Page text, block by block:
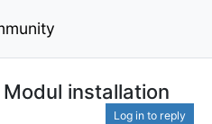
Modul installation
Log in to reply